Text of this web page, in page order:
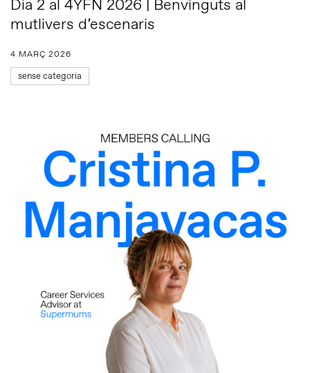
Dia 2 al 4YFN 2026 | Benvinguts al
mutlivers d’escenaris
4 MARÇ 2026
sense categoria